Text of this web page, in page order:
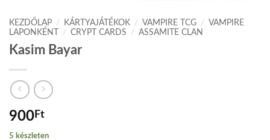
KEZDŐLAP / KÁRTYAJÁTÉKOK / VAMPIRE TCG /
VAMPIRE
LAPONKÉNT
/ CRYPT CARDS / ASSAMITE CLAN
Kasim Bayar
900Ft
5 készleten